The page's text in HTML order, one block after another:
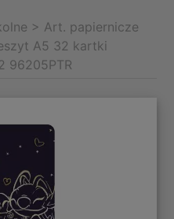
> Art. papiernicze
A5 32 kartki
96205PTR